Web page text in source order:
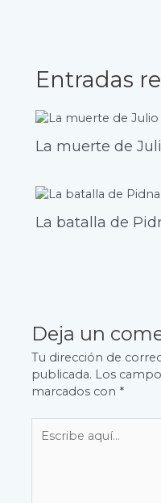
Entradas
La muerte de
La batalla de
Deja un
Tu dirección de
publicada. Los
marcados con *
aquí...